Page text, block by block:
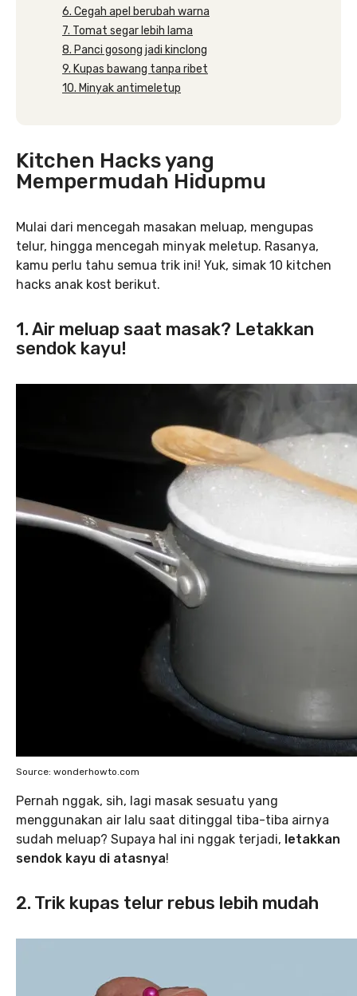
6. Cegah apel berubah warna
7. Tomat segar lebih lama
8. Panci gosong jadi kinclong
9. Kupas bawang tanpa ribet
10. Minyak antimeletup
Kitchen Hacks yang
Mempermudah Hidupmu
Mulai dari mencegah masakan meluap, mengupas
telur, hingga mencegah minyak meletup. Rasanya,
kamu perlu tahu semua trik ini! Yuk, simak 10 kitchen
hacks anak kost berikut.
1. Air meluap saat masak? Letakkan
sendok kayu!
Source: wonderhowto.com
Pernah nggak, sih, lagi masak sesuatu yang
menggunakan air lalu saat ditinggal tiba-tiba airnya
sudah meluap? Supaya hal ini nggak terjadi, letakkan
sendok kayu di atasnya!
2. Trik kupas telur rebus lebih mudah